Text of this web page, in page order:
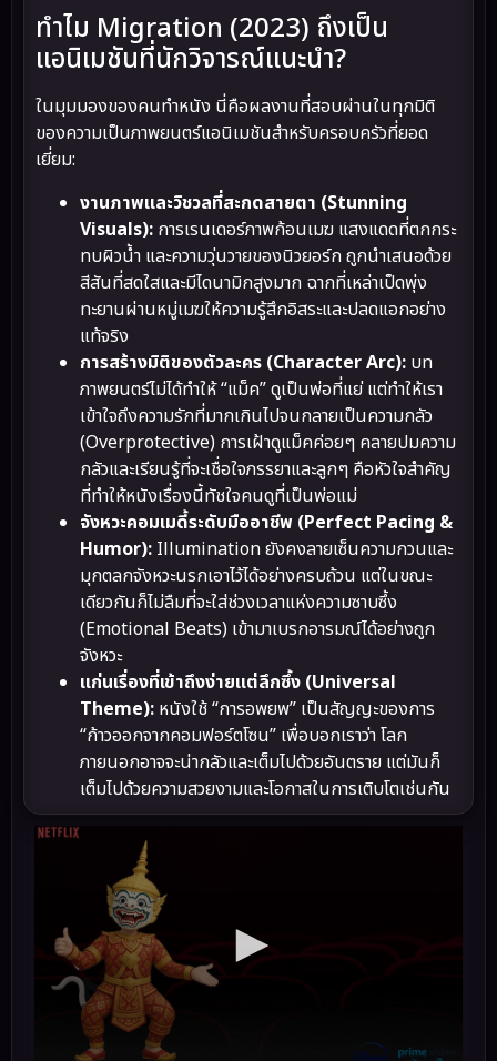
ทำไม Migration (2023) ถึงเป็น
แอนิเมชันที่นักวิจารณ์แนะนำ?
ในมุมมองของคนทำหนัง นี่คือผลงานที่สอบผ่านในทุกมิติ
ของความเป็นภาพยนตร์แอนิเมชันสำหรับครอบครัวที่ยอด
เยี่ยม:
งานภาพและวิชวลที่สะกดสายตา (Stunning
Visuals): การเรนเดอร์ภาพก้อนเมฆ แสงแดดที่ตกกระ
ทบผิวน้ำ และความวุ่นวายของนิวยอร์ก ถูกนำเสนอด้วย
สีสันที่สดใสและมีไดนามิกสูงมาก ฉากที่เหล่าเป็ดพุ่ง
ทะยานผ่านหมู่เมฆให้ความรู้สึกอิสระและปลดแอกอย่าง
แท้จริง
การสร้างมิติของตัวละคร (Character Arc): บท
ภาพยนตร์ไม่ได้ทำให้ “แม็ค” ดูเป็นพ่อที่แย่ แต่ทำให้เรา
เข้าใจถึงความรักที่มากเกินไปจนกลายเป็นความกลัว
(Overprotective) การเฝ้าดูแม็คค่อยๆ คลายปมความ
กลัวและเรียนรู้ที่จะเชื่อใจภรรยาและลูกๆ คือหัวใจสำคัญ
ที่ทำให้หนังเรื่องนี้ทัชใจคนดูที่เป็นพ่อแม่
จังหวะคอมเมดี้ระดับมืออาชีพ (Perfect Pacing &
Humor): Illumination ยังคงลายเซ็นความกวนและ
มุกตลกจังหวะนรกเอาไว้ได้อย่างครบถ้วน แต่ในขณะ
เดียวกันก็ไม่ลืมที่จะใส่ช่วงเวลาแห่งความซาบซึ้ง
(Emotional Beats) เข้ามาเบรกอารมณ์ได้อย่างถูก
จังหวะ
แก่นเรื่องที่เข้าถึงง่ายแต่ลึกซึ้ง (Universal
Theme): หนังใช้ “การอพยพ” เป็นสัญญะของการ
“ก้าวออกจากคอมฟอร์ตโซน” เพื่อบอกเราว่า โลก
ภายนอกอาจจะน่ากลัวและเต็มไปด้วยอันตราย แต่มันก็
เต็มไปด้วยความสวยงามและโอกาสในการเติบโตเช่นกัน